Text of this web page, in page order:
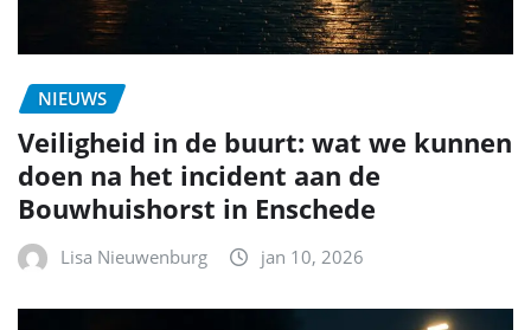
NIEUWS
Veiligheid in de buurt: wat we kunnen
doen na het incident aan de
Bouwhuishorst in Enschede
Lisa Nieuwenburg jan 10, 2026